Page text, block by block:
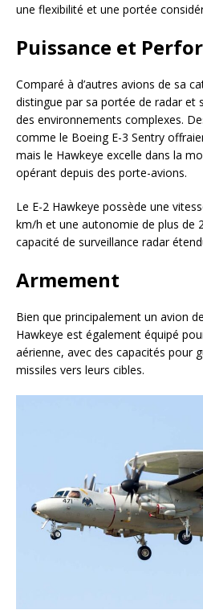
une flexibilité et une portée
Puissance et
Comparé à d’autres avions de sa
distingue par sa portée de radar et
des environnements complexes.
comme le Boeing E-3 Sentry
mais le Hawkeye excelle dans la
opérant depuis des porte-avions.
Le E-2 Hawkeye possède une
km/h et une autonomie de plus de
capacité de surveillance radar
Armement
Bien que principalement un avion
Hawkeye est également équipé
aérienne, avec des capacités pour
missiles vers leurs cibles.